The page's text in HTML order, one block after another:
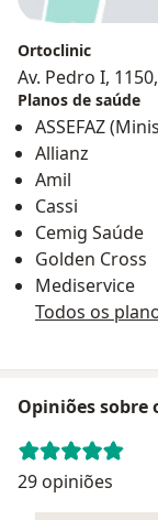
Ortoclinic
Av. Pedro I,
Planos de saúde
ASSEFAZ
Allianz
Amil
Cassi
Cemig Saúde
Golden Cross
Mediservice
Todos os
Opiniões sobre
29 opiniões